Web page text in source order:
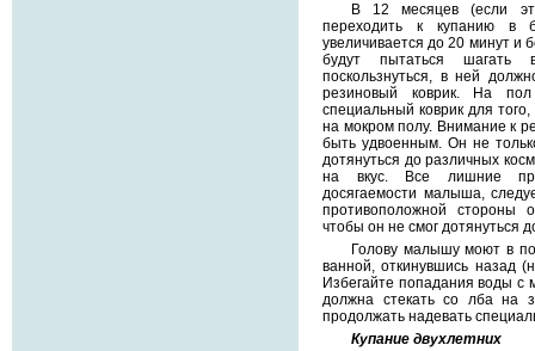
В 12 месяцев (если
переходить к купанию в
увеличивается до 20 минут и
будут пытаться
поскользнуться, в ней
резиновый коврик. На
специальный коврик для
на мокром полу. Внимание к
быть удвоенным. Он не
дотянуться до различных
на вкус. Все лишние
досягаемости малыша,
противоположной стороны
чтобы он не смог дотянуться
Голову малышу моют в
ванной, откинувшись назад
Избегайте попадания воды с
должна стекать со лба на
продолжать надевать
Купание двухлетних